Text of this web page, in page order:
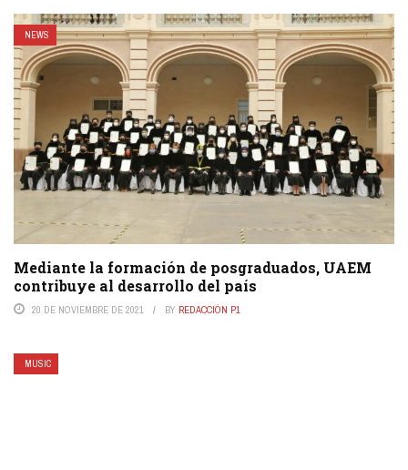
NEWS
Mediante la formación de posgraduados, UAEM
contribuye al desarrollo del país
20 DE NOVIEMBRE DE 2021 BY REDACCIÓN P1
MUSIC